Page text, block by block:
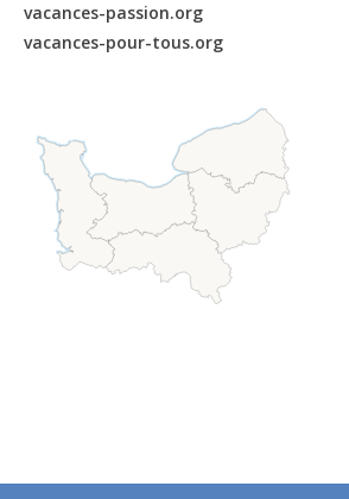
vacances-passion.org
vacances-pour-tous.org